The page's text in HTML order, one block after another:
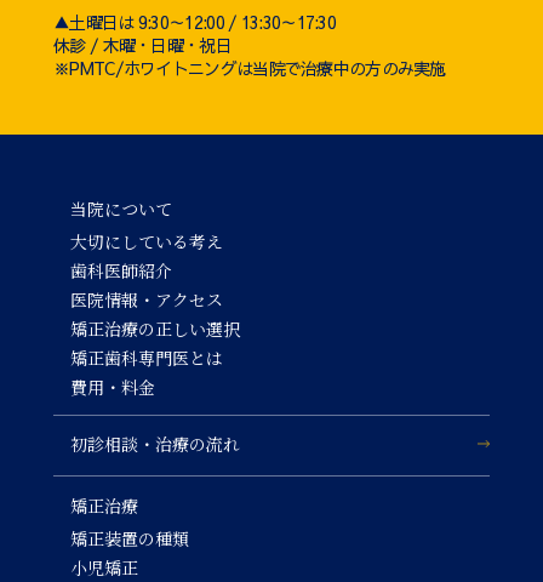
▲土曜日は 9:30～12:00 / 13:30～17:30
休診 / 木曜・日曜・祝日
※PMTC/ホワイトニングは当院で治療中の方のみ実施
当院について
大切にしている考え
歯科医師紹介
医院情報・アクセス
矯正治療の正しい選択
矯正歯科専門医とは
費用・料金
初診相談・治療の流れ
矯正治療
矯正装置の種類
小児矯正